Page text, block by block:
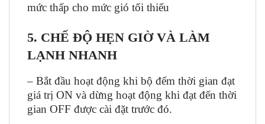
mức thấp cho mức gió tối thiểu
5. CHẾ ĐỘ HẸN GIỜ VÀ LÀM
LẠNH NHANH
– Bắt đầu hoạt động khi bộ đếm thời gian đạt
giá trị ON và dừng hoạt động khi đạt đến thời
gian OFF được cài đặt trước đó.